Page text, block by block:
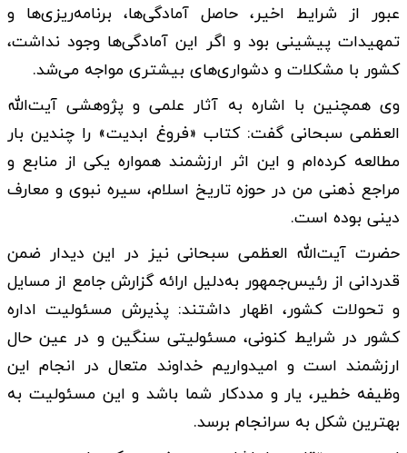
عبور از شرایط اخیر، حاصل آمادگی‌ها، برنامه‌ریزی‌ها و
تمهیدات پیشینی بود و اگر این آمادگی‌ها وجود نداشت،
کشور با مشکلات و دشواری‌های بیشتری مواجه می‌شد.
وی همچنین با اشاره به آثار علمی و پژوهشی آیت‌الله
العظمی سبحانی گفت: کتاب «فروغ ابدیت» را چندین بار
مطالعه کرده‌ام و این اثر ارزشمند همواره یکی از منابع و
مراجع ذهنی من در حوزه تاریخ اسلام، سیره نبوی و معارف
دینی بوده است.
حضرت آیت‌الله العظمی سبحانی نیز در این دیدار ضمن
قدردانی از رئیس‌جمهور به‌دلیل ارائه گزارش جامع از مسایل
و تحولات کشور، اظهار داشتند:‌ پذیرش مسئولیت اداره
کشور در شرایط کنونی، مسئولیتی سنگین و در عین حال
ارزشمند است و امیدواریم خداوند متعال در انجام این
وظیفه خطیر، یار و مددکار شما باشد و این مسئولیت به
بهترین شکل به سرانجام برسد.